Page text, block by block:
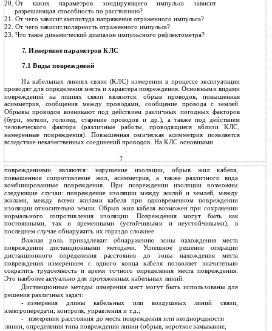
20. От каких параметров зондирующего импульса зависит
разрешающая способность по расстоянию?
21. От чего зависит амплитуда напряжения отраженного импульса?
22. От чего зависит полярность отраженного импульса?
23. Что такое динамический диапазон импульсного рефлектометра?
7. Измерение параметров КЛС
7.1 Виды повреждений
На кабельных линиях связи (КЛС) измерения в процессе эксплуатации
проводят для определения места и характера повреждения. Основными видами
повреждений на линиях связи являются: обрыв проводов, повышенная
асимметрия, сообщения между проводами, сообщение провода с землей.
Обрывы проводов возникают под действием различных погодных факторов
(бури, метели, гололед, старение проводов и др.), а также под действием
человеческого фактора (различные работы, проводящиеся вблизи КЛС,
намеренные повреждения). Повышенная омическая асимметрия появляется
вследствие некачественных соединений проводов. На КЛС основными
7
повреждениями являются: нарушение изоляции, обрыв жил кабеля,
повышенное сопротивление жил, асимметрия, а также различного вида
комбинированные повреждения. При повреждении изоляции возможны
следующие случаи: повреждение изоляции между жилой и землей, между
жилами, между всеми жилами кабеля при одновременном повреждении
изоляции относительно земли. Обрыв жил кабеля возможен при сохранении
нормального сопротивления изоляции. Повреждения могут быть как
постоянными, так и временными (устойчивыми и неустойчивыми), в
последнем случае обнаружить их гораздо сложнее.
Важная роль принадлежит обнаружению зоны нахождения места
повреждения дистанционными методами. Успешное решение операции
дистанционного определения расстояния до зоны нахождения места
повреждения измерением с одного конца кабеля позволяет значительно
сократить трудоемкость и время точного определения места повреждения.
Это наиболее актуально для протяженных кабельных линий.
Дистанционные методы измерения мест могут быть использованы для
решения различных задач:
- измерения длины кабельных или воздушных линий связи,
электропередачи, контроля, управления и т.д.;
-
измерения расстояния до места повреждения или неоднородности
линии, определения типа повреждения линии (обрыв, короткое замыкание,